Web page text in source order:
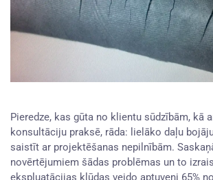
Pieredze, kas gūta no klientu sūdzībām, kā
konsultāciju praksē, rāda: lielāko daļu
saistīt ar projektēšanas nepilnībām.
novērtējumiem šādas problēmas un to
ekspluatācijas kļūdas veido aptuveni 65%